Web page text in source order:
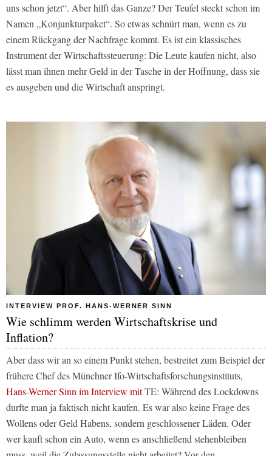
uns schon jetzt“. Aber hilft das Ganze? Der Teufel steckt schon im
Namen „Konjunkturpaket“. So etwas schnürt man, wenn es zu
einem Rückgang der Nachfrage kommt. Es ist ein klassisches
Instrument der Wirtschaftssteuerung: Die Leute kaufen nicht, also
lässt man ihnen mehr Geld in der Tasche in der Hoffnung, dass sie
es ausgeben und die Wirtschaft anspringt.
INTERVIEW PROF. HANS-WERNER SINN
Wie schlimm werden Wirtschaftskrise und
Inflation?
Aber dass wir an so einem Punkt stehen, bestreitet zum Beispiel der
frühere Chef des Münchner Ifo-Wirtschaftsforschungsinstituts,
Hans-Werner Sinn im Interview mitTE: Während des Lockdowns
durfte man ja faktisch nicht kaufen. Es war also keine Frage des
Wollens oder Geld Habens, sondern geschlossener Läden. Oder
wer kauft schon ein Auto, wenn es anschließend stehenbleiben